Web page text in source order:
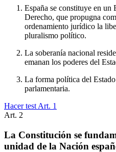
España se constituye en un
Derecho, que propugna
ordenamiento jurídico la
pluralismo político.
La soberanía nacional
emanan los poderes del
La forma política del
parlamentaria.
Hacer test Art. 1
Art. 2
La Constitución se
unidad de la Nación